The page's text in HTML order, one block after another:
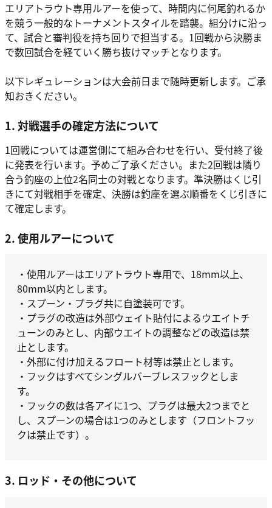
エリアトラウト専用ルアーを使って、時間内に何尾釣れるか
を競う一般的なトーナメントスタイルを踏襲。組分けに沿っ
て、試合と審判役を持ち回りで担当する。1回戦から決勝ま
で数回試合を経ていく勝ち抜けマッチとなります。
以下レギュレーションは大会前日まで随時更新します。ご承
知おきください。
1. 対戦選手の確定方法について
1回戦については運営側にて組み合わせを行い、受付終了後
に発表を行います。予めご了承ください。また2回戦は隣り
合う釣座の上位2名同士の対戦となります。準決勝はくじ引
きにて対戦相手を確定、決勝は釣座を選ぶ順番をくじ引きに
て確定します。
2. 使用ルアーについて
・使用ルアーはエリアトラウト専用で、18mm以上、
80mm以内とします。
・スプーン・プラグ共に自塗装可です。
・プラグの改造は外部ウェイト貼付によるウエイトチ
ューンのみとし、内部ウエイトの調整などの改造は禁
止とします。
・外部に付け加えるフロート材等は禁止とします。
・フックはすべてシングルバーブレスフックとしま
す。
・フックの数は各アイに1つ、プラグは最大2つまでと
し、スプーンの場合は1つのみとします（フロントフッ
クは禁止です）。
3. ロッド・その他について